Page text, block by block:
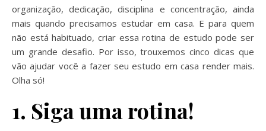
organização, dedicação, disciplina e concentração, ainda
mais quando precisamos estudar em casa. E para quem
não está habituado, criar essa rotina de estudo pode ser
um grande desafio. Por isso, trouxemos cinco dicas que
vão ajudar você a fazer seu estudo em casa render mais.
Olha só!
1. Siga uma rotina!